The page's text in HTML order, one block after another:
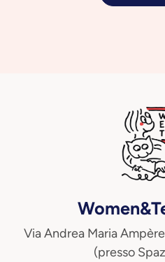
Via Andrea Maria
(presso